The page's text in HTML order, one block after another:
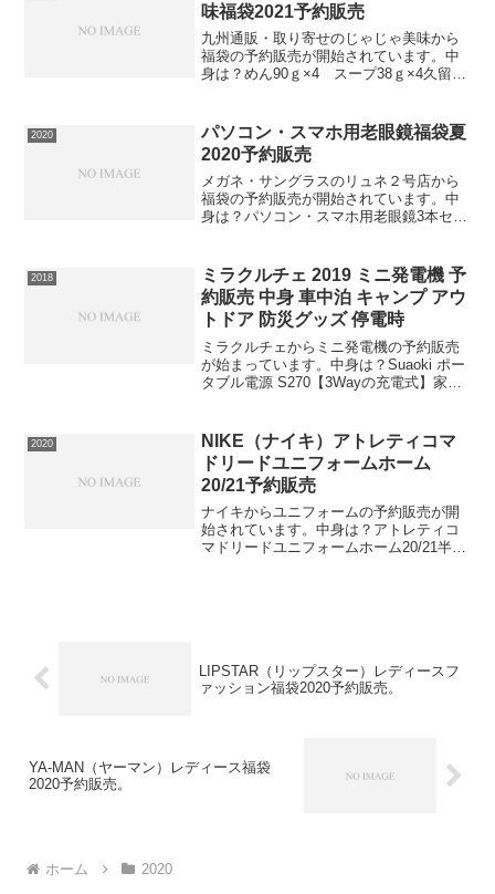
味福袋2021予約販売
九州通販・取り寄せのじゃじゃ美味から
福袋の予約販売が開始されています。中
身は？めん90ｇ×4 スープ38ｇ×4久留米
たい人は早めの在庫確認をお願いしま
す。
2020
パソコン・スマホ用老眼鏡福袋夏
2020予約販売
メガネ・サングラスのリュネ２号店から
福袋の予約販売が開始されています。中
身は？パソコン・スマホ用老眼鏡3本セッ
反射軽減・ブルーライトカット率約33％
以上（最小値以上...
2018
ミラクルチェ 2019 ミニ発電機 予
約販売 中身 車中泊 キャンプ アウ
トドア 防災グッズ 停電時
ミラクルチェからミニ発電機の予約販売
が始まっています。中身は？Suaoki ポー
タブル電源 S270【3Wayの充電式】家庭
き）：12-20Vシガーソケット充電（...
2020
NIKE（ナイキ）アトレティコマ
ドリードユニフォームホーム
20/21予約販売
ナイキからユニフォームの予約販売が開
始されています。中身は？アトレティコ
マドリードユニフォームホーム20/21半袖
LIPSTAR（リップスター）レディースフ
ァッション福袋2020予約販売。
YA-MAN（ヤーマン）レディース福袋
2020予約販売。
ホーム 2020